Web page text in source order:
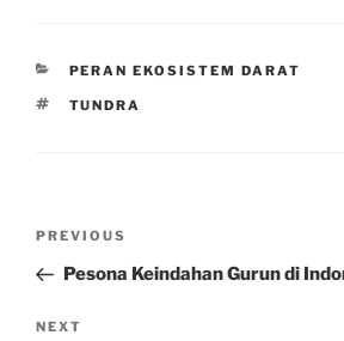
CATEGORIES
PERAN EKOSISTEM DARAT
TAGS
TUNDRA
Previous
Post
PREVIOUS
Pesona Keindahan Gurun di
Next
NEXT